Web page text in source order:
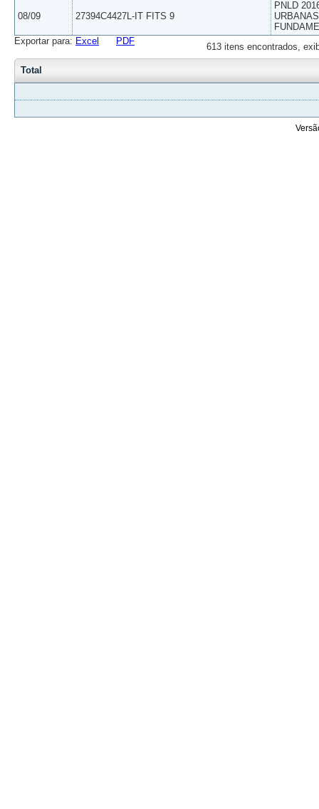
08/09 27394C4427L-IT FITS 9
PNLD
613 itens encontrados,
Exportar para: Excel PDF
Total